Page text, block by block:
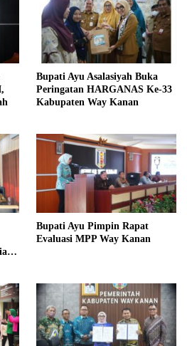
Bupati Ayu Asalasiyah Buka
Peringatan HARGANAS Ke-33
Kabupaten Way Kanan
Bupati Ayu Pimpin Rapat
Evaluasi MPP Way Kanan